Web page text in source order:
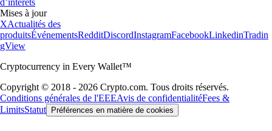
Mises à jour
XActualités des
produitsÉvénementsRedditDiscordInstagramFacebookLinkedinTradin
gView
Cryptocurrency in Every Wallet™
Copyright © 2018 - 2026 Crypto.com. Tous droits réservés.
Conditions générales de l'EEEAvis de confidentialitéFees &
LimitsStatut Préférences en matière de cookies